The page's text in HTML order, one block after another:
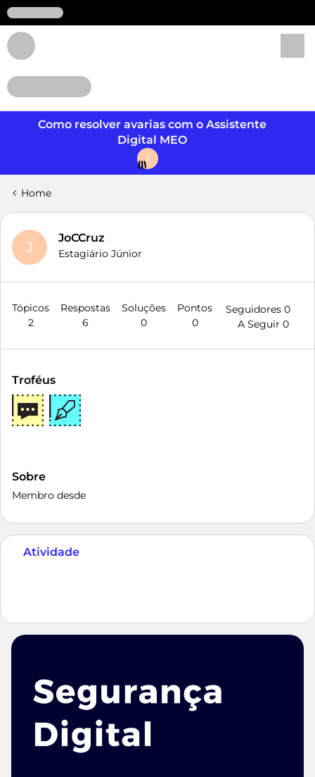
Como resolver avarias com o Assistente
Digital MEO
J
Home
J
JoCCruz
Estagiário Júnior
Tópicos
2
Respostas
6
Soluções
0
Pontos
0
Seguidores 0
A Seguir 0
Troféus
Sobre
Membro desde
Atividade